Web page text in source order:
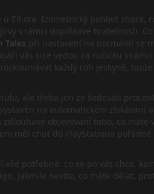
Elliota. Izometrický pohled shora,
v rámci doplňkové hratelnosti.
Tales při nastavení na normální se
vás sice vedou za ručičku v
každý roh jeskyně,
ale třeba jen ze šedesáti
na automatickém získávání
objevování toho, co máte
měl chuť do PlayStationa
potřebné: co se po vás chce,
Jakmile nevíte, co máte dělat,